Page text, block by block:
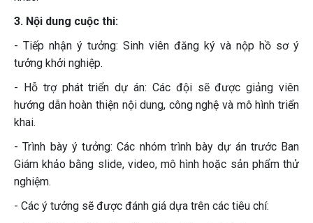
3. Nội dung cuộc thi:
- Tiếp nhận ý tưởng: Sinh viên đăng ký và nộp hồ sơ ý
tưởng khởi nghiệp.
- Hỗ trợ phát triển dự án: Các đội sẽ được giảng viên
hướng dẫn hoàn thiện nội dung, công nghệ và mô hình triển
khai.
- Trình bày ý tưởng: Các nhóm trình bày dự án trước Ban
Giám khảo bằng slide, video, mô hình hoặc sản phẩm thử
nghiệm.
- Các ý tưởng sẽ được đánh giá dựa trên các tiêu chí: